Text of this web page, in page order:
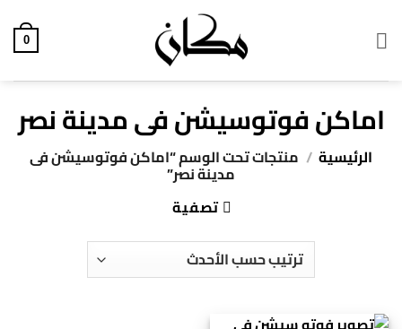
للمحتوى
0
اماكن فوتوسيشن فى مدينة نصر
الرئيسية / منتجات تحت الوسم “اماكن فوتوسيشن فى
مدينة نصر”
تصفية